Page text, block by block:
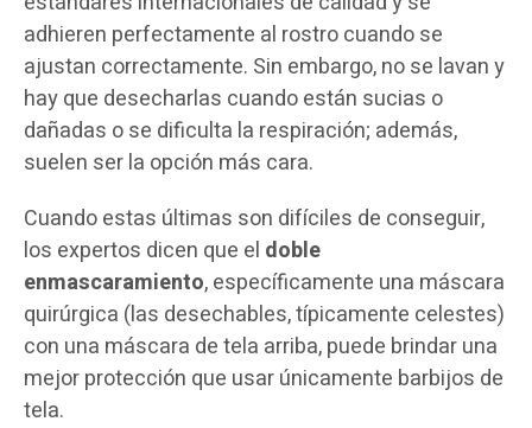
adhieren perfectamente al rostro cuando se
ajustan correctamente. Sin embargo, no se lavan y
hay que desecharlas cuando están sucias o
dañadas o se dificulta la respiración; además,
suelen ser la opción más cara.
Cuando estas últimas son difíciles de conseguir,
los expertos dicen que el doble
enmascaramiento, específicamente una máscara
quirúrgica (las desechables, típicamente celestes)
con una máscara de tela arriba, puede brindar una
mejor protección que usar únicamente barbijos de
tela.